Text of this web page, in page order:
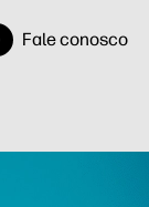
Fale conosco